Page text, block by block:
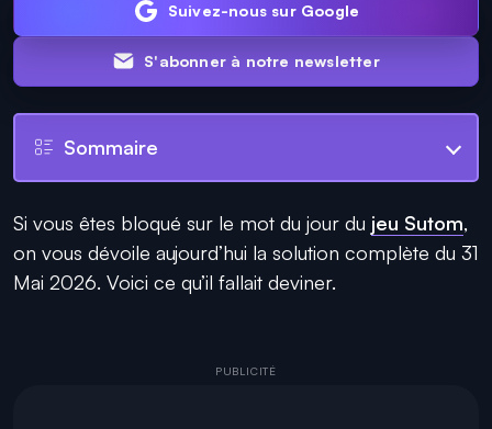
Suivez-nous sur Google
S'abonner à notre newsletter
Sommaire
Si vous êtes bloqué sur le mot du jour du jeu Sutom,
on vous dévoile aujourd’hui la solution complète du 31
Mai 2026. Voici ce qu’il fallait deviner.